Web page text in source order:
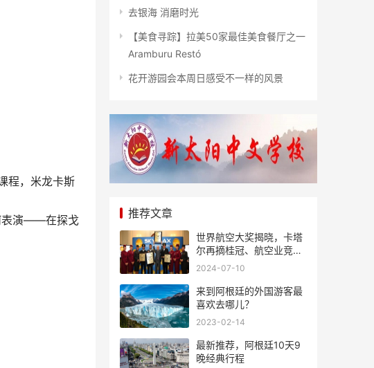
程，米龙卡斯
表演——在探戈
去银海 消磨时光
【美食寻踪】拉美50家最佳美食餐厅之一
Aramburu Restó
花开游园会本周日感受不一样的风景
推荐文章
世界航空大奖揭晓，卡塔
尔再摘桂冠、航空业竞争
风起云涌
2024-07-10
来到阿根廷的外国游客最
喜欢去哪儿？
2023-02-14
最新推荐，阿根廷10天9
晚经典行程